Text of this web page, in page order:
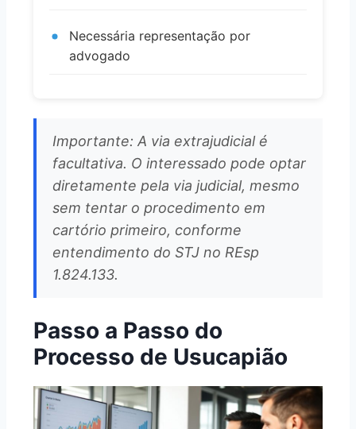
Necessária representação por
advogado
Importante: A via extrajudicial é
facultativa. O interessado pode optar
diretamente pela via judicial, mesmo
sem tentar o procedimento em
cartório primeiro, conforme
entendimento do STJ no REsp
1.824.133.
Passo a Passo do
Processo de Usucapião